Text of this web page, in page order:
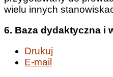
wielu innych
6. Baza dydaktyczna i
Drukuj
E-mail